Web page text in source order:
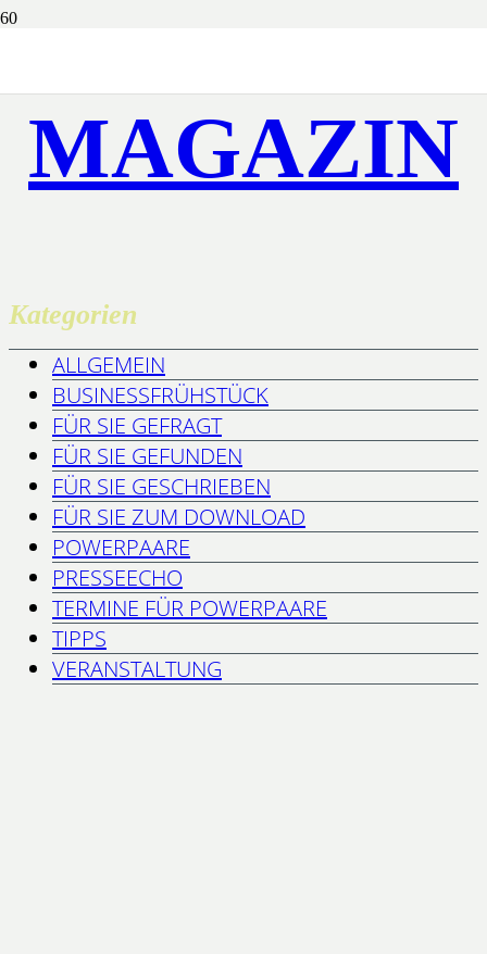
MAGAZIN
Kategorien
ALLGEMEIN
BUSINESSFRÜHSTÜCK
FÜR SIE GEFRAGT
FÜR SIE GEFUNDEN
FÜR SIE GESCHRIEBEN
FÜR SIE ZUM DOWNLOAD
POWERPAARE
PRESSEECHO
TERMINE FÜR POWERPAARE
TIPPS
VERANSTALTUNG